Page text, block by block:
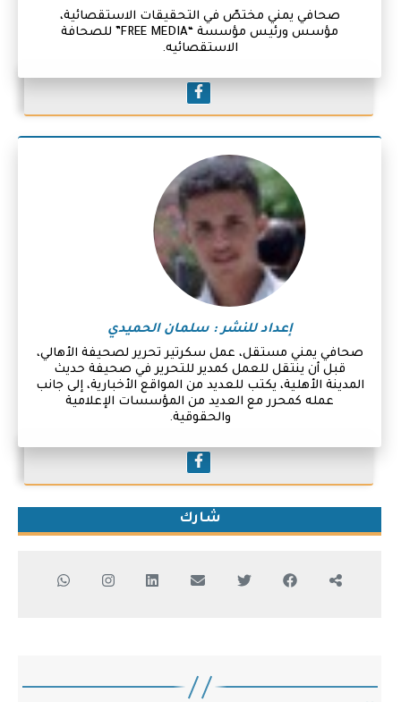
صحافي يمني مختصّ في التحقيقات الاستقصائية،
مؤسس ورئيس مؤسسة “FREE MEDIA” للصحافة
الاستقصائيه.
إعداد للنشر : سلمان الحميدي
صحافي يمني مستقل، عمل سكرتير تحرير لصحيفة الأهالي،
قبل أن ينتقل للعمل كمدير للتحرير في صحيفة حديث
المدينة الأهلية، يكتب للعديد من المواقع الأخبارية، إلى جانب
عمله كمحرر مع العديد من المؤسسات الإعلامية
والحقوقية.
شارك